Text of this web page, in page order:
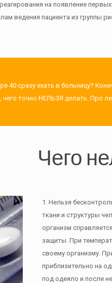
на появление
ведения пациента из группы
40 сразу ехать в больницу?
чего точно НЕЛЬЗЯ делать. Про
Чего
1. Нельзя
ткани и структуры
организм
защиты. При
своему организму.
приблизительно на
под одеяло и после